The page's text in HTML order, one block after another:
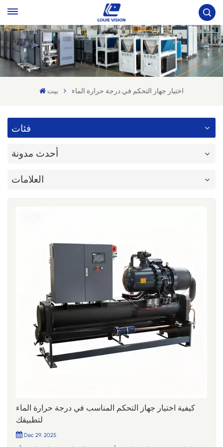
بيت اختيار جهاز التحكم في درجة حرارة الماء
فئات
أحدث مدونة
العلامات
كيفية اختيار جهاز التحكم المناسب في درجة حرارة الماء
لتطبيقك
Dec 29, 2025